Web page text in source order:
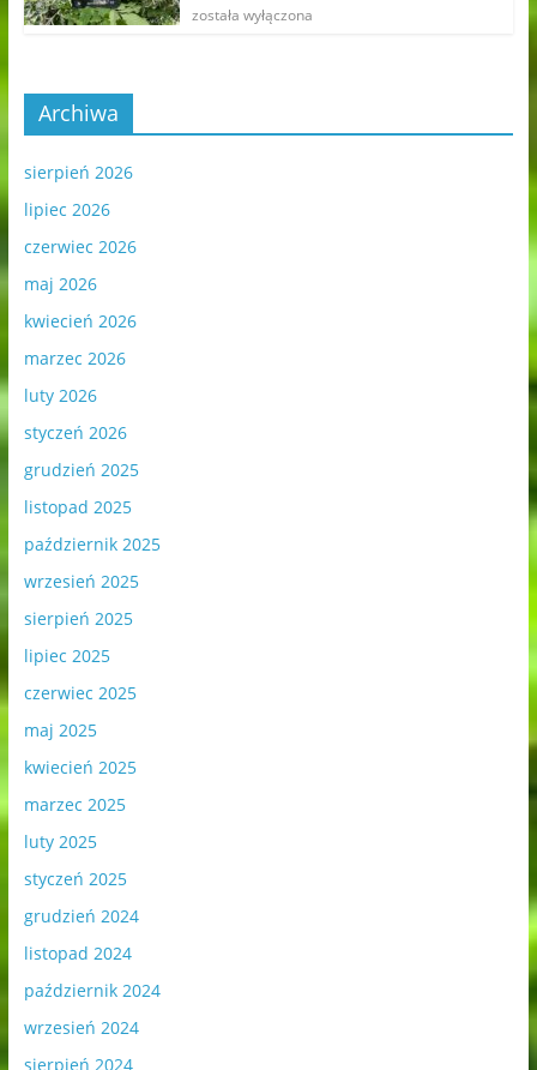
została wyłączona
Archiwa
sierpień 2026
lipiec 2026
czerwiec 2026
maj 2026
kwiecień 2026
marzec 2026
luty 2026
styczeń 2026
grudzień 2025
listopad 2025
październik 2025
wrzesień 2025
sierpień 2025
lipiec 2025
czerwiec 2025
maj 2025
kwiecień 2025
marzec 2025
luty 2025
styczeń 2025
grudzień 2024
listopad 2024
październik 2024
wrzesień 2024
sierpień 2024